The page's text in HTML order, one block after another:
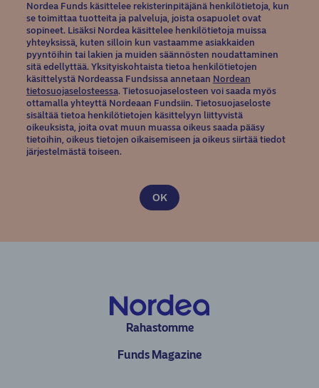
Nordea Funds käsittelee rekisterinpitäjänä henkilötietoja, kun
se toimittaa tuotteita ja palveluja, joista osapuolet ovat
sopineet. Lisäksi Nordea käsittelee henkilötietoja muissa
yhteyksissä, kuten silloin kun vastaamme asiakkaiden
pyyntöihin tai lakien ja muiden säännösten noudattaminen
sitä edellyttää. Yksityiskohtaista tietoa henkilötietojen
käsittelystä Nordeassa Fundsissa annetaan Nordean
tietosuojaselosteessa(opens in new window)
. Tietosuojaselosteen voi saada myös
ottamalla yhteyttä Nordeaan Fundsiin. Tietosuojaseloste
sisältää tietoa henkilötietojen käsittelyyn liittyvistä
oikeuksista, joita ovat muun muassa oikeus saada pääsy
tietoihin, oikeus tietojen oikaisemiseen ja oikeus siirtää tiedot
järjestelmästä toiseen.
Rahastomme
Funds Magazine